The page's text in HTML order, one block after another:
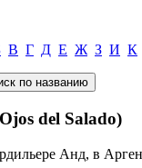
В Г Д Е Ж З И К
del Salado)
Анд, в